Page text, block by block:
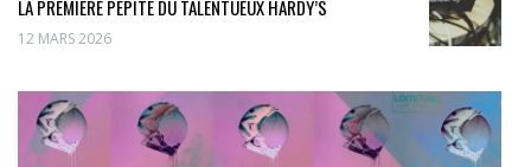
LA PREMIÈRE PÉPITE DU TALENTUEUX HARDY’S
12 MARS 2026